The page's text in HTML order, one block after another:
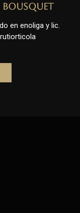
Bousquet
en enoliga y lic.